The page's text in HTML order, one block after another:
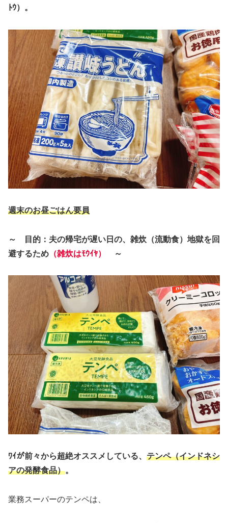
ﾄｳ）。
週末のお昼ごはん要員
～ 目的：夫の帰宅が遅い日の、雑炊（流動食）地獄を回
避するため （雑炊はﾓｳｲﾔ） ～
ﾜｲが前々から超絶オススメしている、 テンペ（インドネシ
アの発酵食品）。
業務スーパーのテンペは、